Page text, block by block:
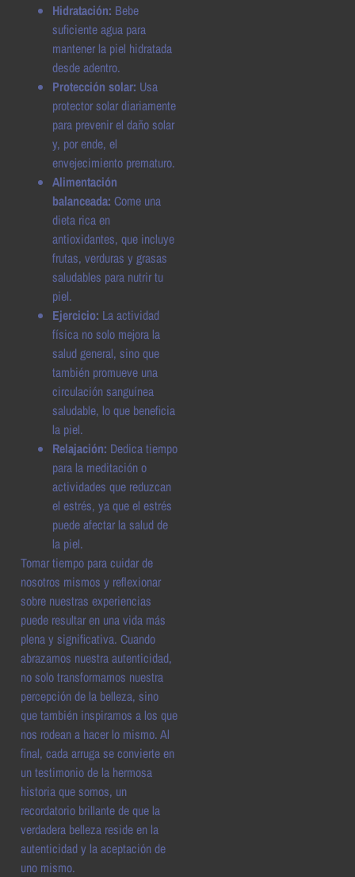
Hidratación: Bebe
suficiente agua para
mantener la piel hidratada
desde adentro.
Protección solar: Usa
protector solar diariamente
para prevenir el daño solar
y, por ende, el
envejecimiento prematuro.
Alimentación
balanceada: Come una
dieta rica en
antioxidantes, que incluye
frutas, verduras y grasas
saludables para nutrir tu
piel.
Ejercicio: La actividad
física no solo mejora la
salud general, sino que
también promueve una
circulación sanguínea
saludable, lo que beneficia
la piel.
Relajación: Dedica tiempo
para la meditación o
actividades que reduzcan
el estrés, ya que el estrés
puede afectar la salud de
la piel.
Tomar tiempo para cuidar de
nosotros mismos y reflexionar
sobre nuestras experiencias
puede resultar en una vida más
plena y significativa. Cuando
abrazamos nuestra autenticidad,
no solo transformamos nuestra
percepción de la belleza, sino
que también inspiramos a los que
nos rodean a hacer lo mismo. Al
final, cada arruga se convierte en
un testimonio de la hermosa
historia que somos, un
recordatorio brillante de que la
verdadera belleza reside en la
autenticidad y la aceptación de
uno mismo.